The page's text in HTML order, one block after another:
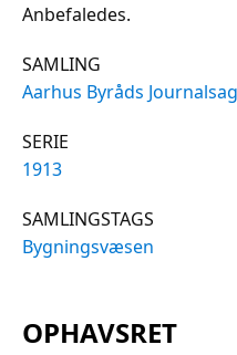
Anbefaledes.
SAMLING
Aarhus Byråds
SERIE
1913
SAMLINGSTAGS
Bygningsvæsen
OPHAVSRET